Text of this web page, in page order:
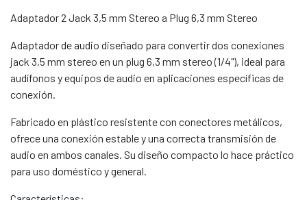
Adaptador 2 Jack 3,5 mm Stereo a Plug 6,3 mm Stereo
Adaptador de audio diseñado para convertir dos conexiones
jack 3,5 mm stereo en un plug 6,3 mm stereo (1/4"), ideal para
audífonos y equipos de audio en aplicaciones específicas de
conexión.
Fabricado en plástico resistente con conectores metálicos,
ofrece una conexión estable y una correcta transmisión de
audio en ambos canales. Su diseño compacto lo hace práctico
para uso doméstico y general.